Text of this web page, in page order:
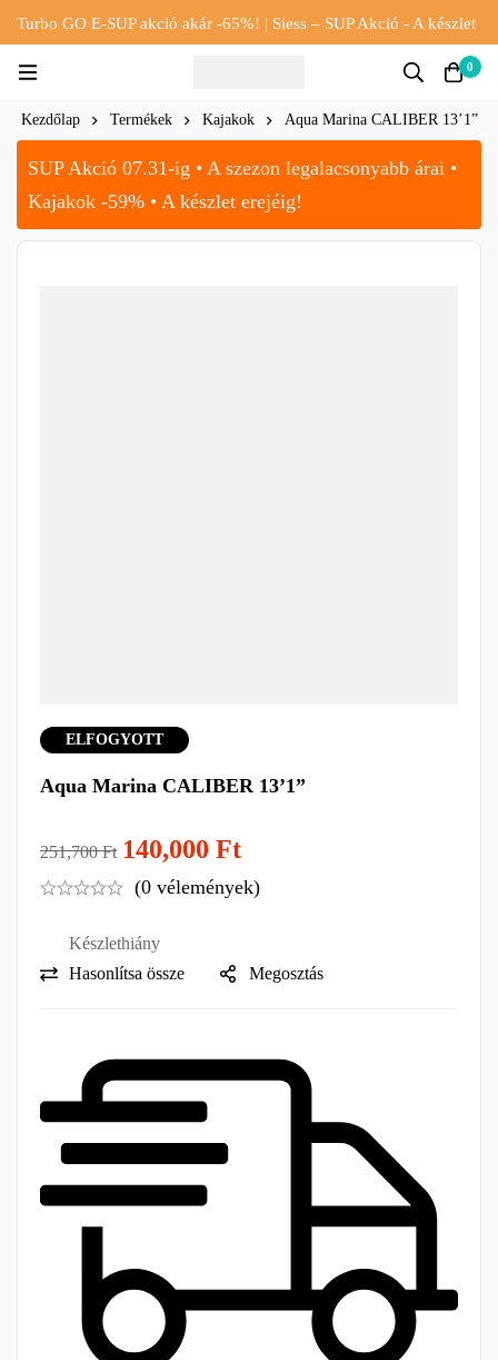
Turbo GO E-SUP akció akár -65%! | Siess – SUP Akció - A készlet
0
Kezdőlap Termékek Kajakok Aqua Marina CALIBER 13’1”
SUP Akció 07.31-ig • A szezon legalacsonyabb árai •
Kajakok -59% • A készlet erejéig!
ELFOGYOTT
Aqua Marina CALIBER 13’1”
251,700Ft 140,000 Ft
(0 vélemények)
Készlethiány
Hasonlítsa össze
Megosztás